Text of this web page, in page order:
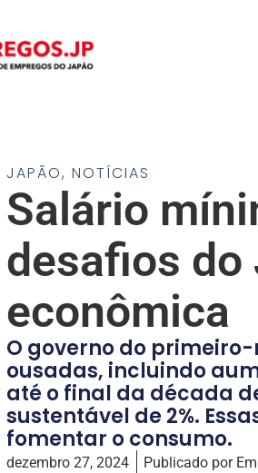
JAPÃO, NOTÍCIAS
Salário
desafios do
econômica
O governo do
ousadas, incluindo
até o final da década
sustentável de 2%.
fomentar o consumo.
dezembro 27, 2024 Publicado por